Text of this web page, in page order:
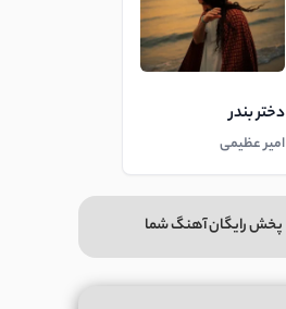
دختر بندر
امیر عظیمی
پخش رایگان آهنگ شما